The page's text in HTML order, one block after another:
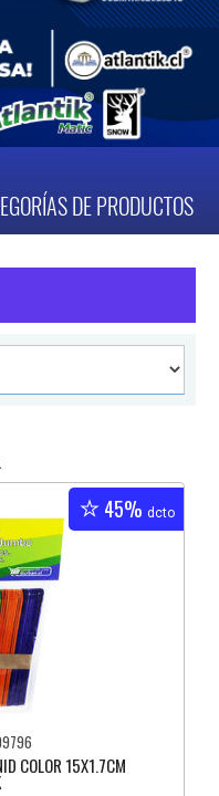
DE PRODUCTOS
45% dcto
COLOR 15X1.7CM